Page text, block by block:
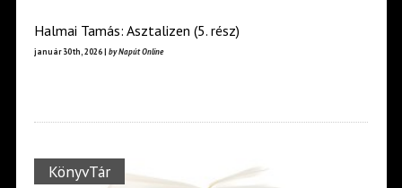
Halmai Tamás: Asztalizen (5. rész)
január 30th, 2026 | by Napút Online
KönyvTár